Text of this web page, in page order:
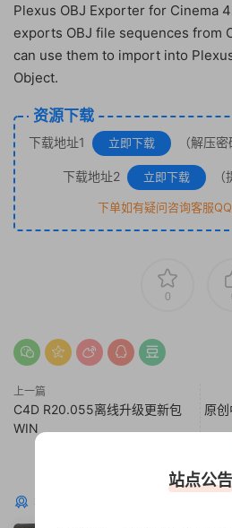
Plexus OBJ Exporter for Cinema
exports OBJ file sequences from
can use them to import into
Object.
资源下载
下载地址1 立即下载 （解压
下载地址2 立即下载
下单如有疑问咨询客服
0
上一篇
C4D R20.055离线升级更新包
WIN
原
猜你喜欢
站点公告